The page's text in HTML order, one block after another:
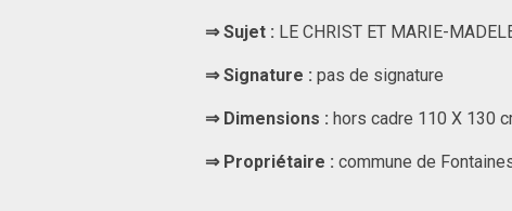
⇒ Sujet : LE CHRIST ET MARIE-
⇒ Signature : pas de signature
⇒ Dimensions : hors cadre 110 X 130
⇒ Propriétaire : commune de